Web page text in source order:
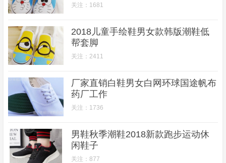
关注：1681
2018儿童手绘鞋男女款韩版潮鞋低
帮套脚
关注：2411
厂家直销白鞋男女白网环球国途帆布
药厂工作
关注：1736
男鞋秋季潮鞋2018新款跑步运动休
闲鞋子
关注：877